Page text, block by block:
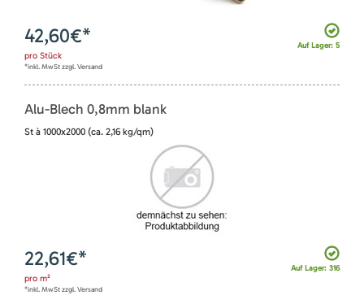
Auf Lager: 5
42,60€*
pro Stück
*inkl. MwSt zzgl. Versand
Alu-Blech 0,8mm blank
St à 1000x2000 (ca. 2,16 kg/qm)
Auf Lager: 316
22,61€*
pro m²
*inkl. MwSt zzgl. Versand